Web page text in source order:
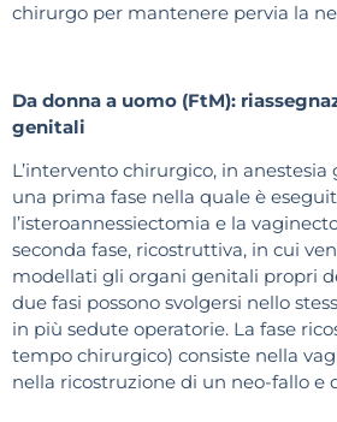
chirurgo per mantenere pervia la
Da donna a uomo (FtM):
genitali
L’intervento chirurgico, in anestesia
una prima fase nella quale è
l’isteroannessiectomia e la
seconda fase, ricostruttiva, in cui
modellati gli organi genitali propri
due fasi possono svolgersi nello
in più sedute operatorie. La fase
tempo chirurgico) consiste nella
nella ricostruzione di un neo-fallo e